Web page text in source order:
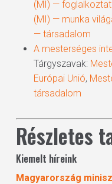
(MI) —
(MI) — munka
— társadalom
A mesterséges
Tárgyszavak:
Európai Unió,
társadalom
Részletes
Kiemelt híreink
Magyarország